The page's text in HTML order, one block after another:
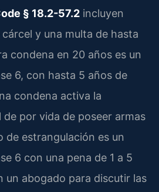
§ 18.2-57.2 incluyen
y una multa de hasta
condena en 20 años es un
6, con hasta 5 años de
condena activa la
por vida de poseer armas
de estrangulación es un
6 con una pena de 1 a 5
un abogado para discutir las